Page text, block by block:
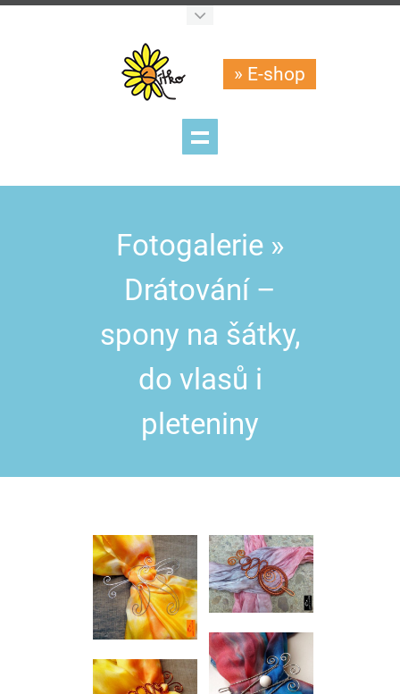
» E-shop
Fotogalerie »
Drátování –
spony na šátky,
do vlasů i
pleteniny